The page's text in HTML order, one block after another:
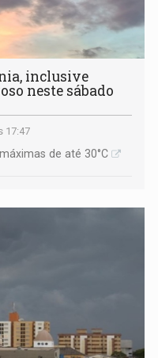
inclusive
neste sábado
17:47
de até 30°C